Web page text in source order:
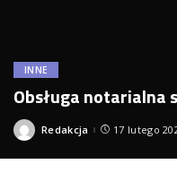
INNE
Obsługa notarialna
Posted
Redakcja 17 lutego